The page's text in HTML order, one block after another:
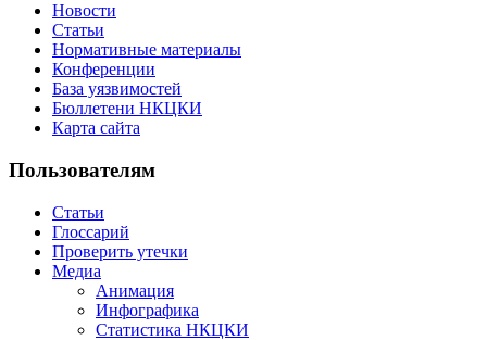
Новости
Статьи
Нормативные материалы
Конференции
База уязвимостей
Бюллетени НКЦКИ
Карта сайта
Пользователям
Статьи
Глоссарий
Проверить утечки
Медиа
Анимация
Инфографика
Статистика НКЦКИ